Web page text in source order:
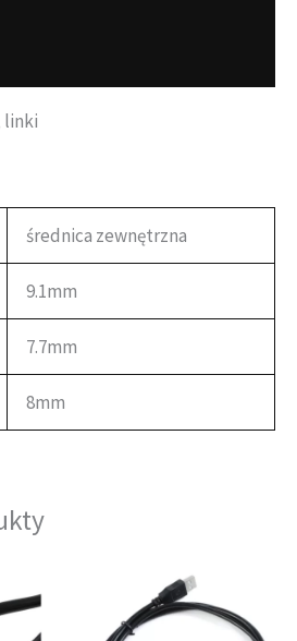
linki
średnica zewnętrzna
9.1mm
7.7mm
8mm